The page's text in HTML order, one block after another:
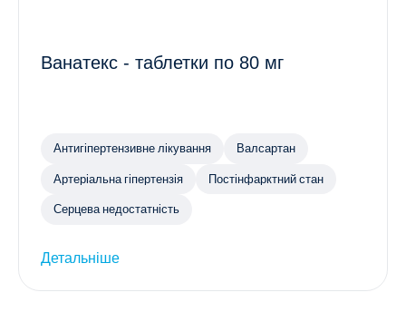
Ванатекс - таблетки по 80 мг
Антигіпертензивне лікування Валсартан
Артеріальна гіпертензія Постінфарктний стан
Серцева недостатність
Детальніше